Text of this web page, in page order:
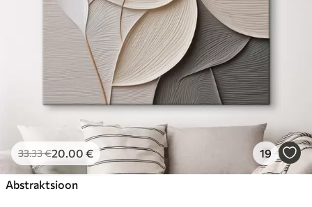
33.33€20.00 € 19
Abstraktsioon